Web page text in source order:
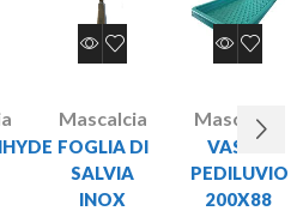
Mascalcia
FOGLIA DI
SALVIA
INOX
Mascalcia
VASCA
PEDILUVIO
200X88